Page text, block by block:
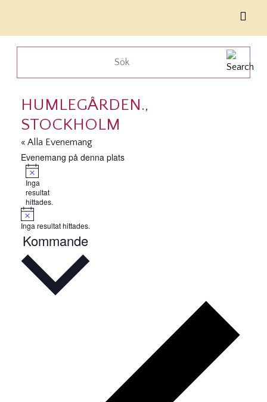
HUMLEGÅRDEN.,
STOCKHOLM
« Alla Evenemang
Evenemang på denna plats
Notis
Inga
resultat
hittades.
Notis
Inga resultat hittades.
Kommande